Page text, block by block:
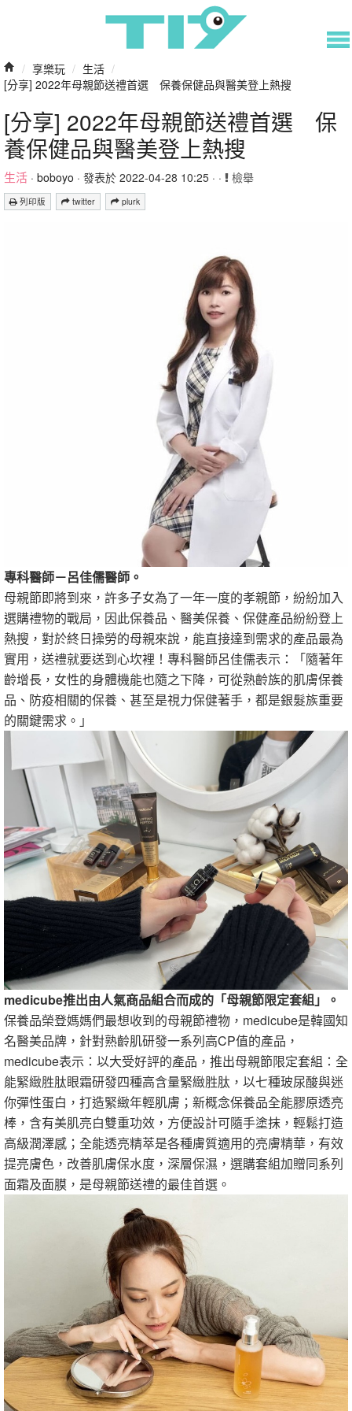
/ 享樂玩 / 生活 /
[分享] 2022年母親節送禮首選 保養保健品與醫美登上熱搜
[分享] 2022年母親節送禮首選 保
養保健品與醫美登上熱搜
生活 · boboyo · 發表於 2022-04-28 10:25 · · 檢舉
列印版 twitter plurk
專科醫師－呂佳儒醫師。
母親節即將到來，許多子女為了一年一度的孝親節，紛紛加入
選購禮物的戰局，因此保養品、醫美保養、保健產品紛紛登上
熱搜，對於終日操勞的母親來說，能直接達到需求的產品最為
實用，送禮就要送到心坎裡！專科醫師呂佳儒表示：「隨著年
齡增長，女性的身體機能也隨之下降，可從熟齡族的肌膚保養
品、防疫相關的保養、甚至是視力保健著手，都是銀髮族重要
的關鍵需求。」
medicube推出由人氣商品組合而成的「母親節限定套組」。
保養品榮登媽媽們最想收到的母親節禮物，medicube是韓國知
名醫美品牌，針對熟齡肌研發一系列高CP值的產品，
medicube表示：以大受好評的產品，推出母親節限定套組：全
能緊緻胜肽眼霜研發四種高含量緊緻胜肽，以七種玻尿酸與迷
你彈性蛋白，打造緊緻年輕肌膚；新概念保養品全能膠原透亮
棒，含有美肌亮白雙重功效，方便設計可隨手塗抹，輕鬆打造
高級潤澤感；全能透亮精萃是各種膚質適用的亮膚精華，有效
提亮膚色，改善肌膚保水度，深層保濕，選購套組加贈同系列
面霜及面膜，是母親節送禮的最佳首選。